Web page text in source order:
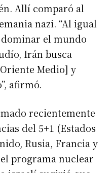
Allí comparó al
nazi. “Al igual
el mundo
Irán busca
Medio] y
afirmó.
recientemente
del 5+1 (Estados
Rusia, Francia y
programa nuclear